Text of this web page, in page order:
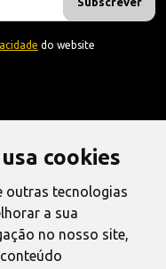
cookies
outras tecnologias
a sua
no nosso site,
do website